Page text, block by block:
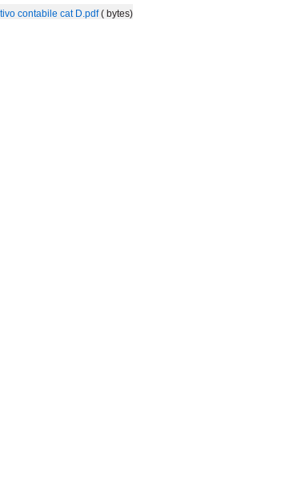
contabile cat D.pdf ( bytes)